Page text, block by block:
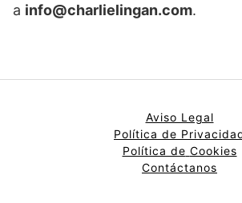
a info@charlielingan.com.
Aviso Legal
Política de
Política de Cookies
Contáctanos